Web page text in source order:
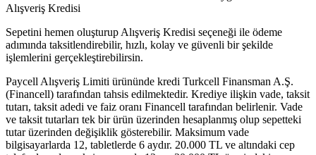
Alışveriş Kredisi
Sepetini hemen oluşturup Alışveriş Kredisi seçeneği ile ödeme
adımında taksitlendirebilir, hızlı, kolay ve güvenli bir şekilde
işlemlerini gerçekleştirebilirsin.
Paycell Alışveriş Limiti ürününde kredi Turkcell Finansman A.Ş.
(Financell) tarafından tahsis edilmektedir. Krediye ilişkin vade, taksit
tutarı, taksit adedi ve faiz oranı Financell tarafından belirlenir. Vade
ve taksit tutarları tek bir ürün üzerinden hesaplanmış olup sepetteki
tutar üzerinden değişiklik gösterebilir. Maksimum vade
bilgisayarlarda 12, tabletlerde 6 aydır. 20.000 TL ve altındaki cep